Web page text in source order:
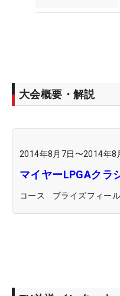
大会概要・解説
2014年8月7日 〜2014年8
マイヤーLPGAクラ
コース ブライズフィー